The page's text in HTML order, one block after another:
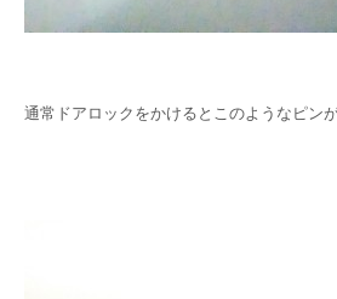
通常ドアロックをかけるとこのようなピン